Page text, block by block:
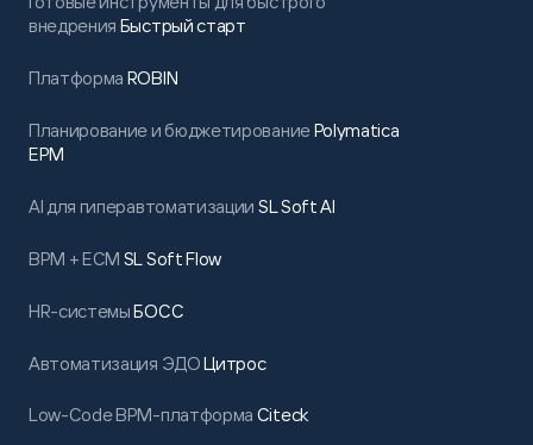
внедрения Быстрый старт
Платформа ROBIN
Планирование и бюджетированиеPolymatica
EPM
AI для гиперавтоматизации SL Soft AI
BPM + ECM SL Soft Flow
HR-системыБОСС
Автоматизация ЭДОЦитрос
Low-Code BPM-платформа Citeck